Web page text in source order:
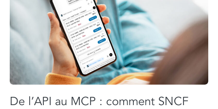
De l’API au MCP : comment SNCF